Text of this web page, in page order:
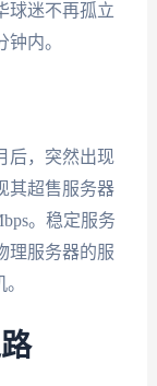
球迷不再孤立
内。
后，突然出现
其超售服务器
。稳定服务
理服务器的服